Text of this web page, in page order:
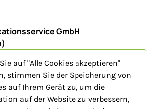
GmbH
für Tourismus
auf "Alle Cookies akzeptieren"
stimmen Sie der Speicherung von
auf Ihrem Gerät zu, um die
auf der Website zu verbessern,